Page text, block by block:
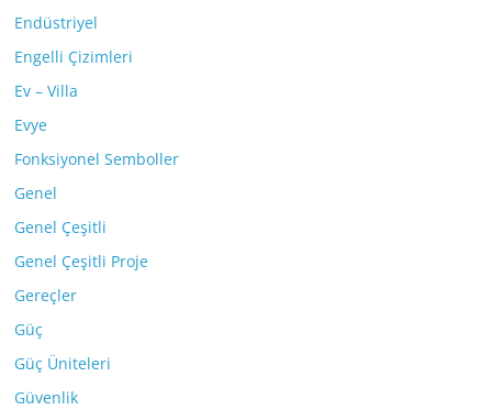
Endüstriyel
Engelli Çizimleri
Ev – Villa
Evye
Fonksiyonel Semboller
Genel
Genel Çeşitli
Genel Çeşitli Proje
Gereçler
Güç
Güç Üniteleri
Güvenlik